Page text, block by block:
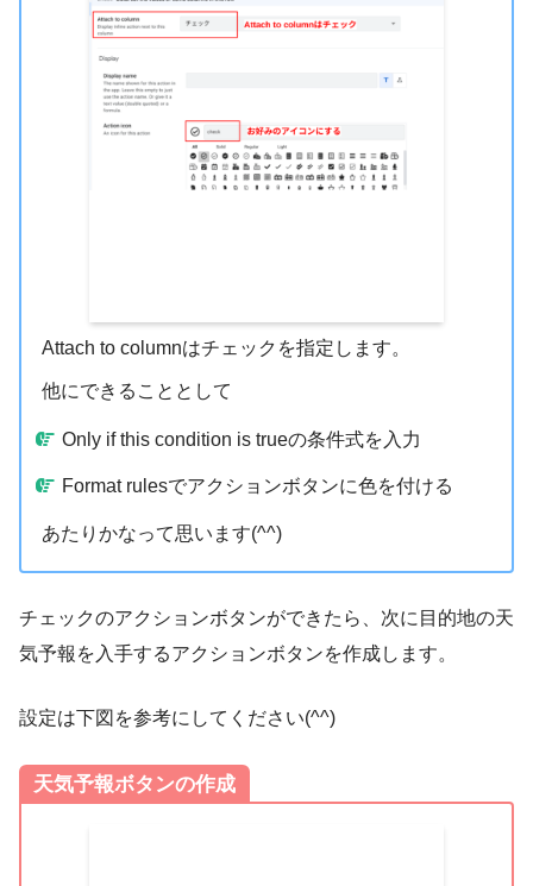
Attach to columnはチェックを指定します。
他にできることとして
Only if this condition is trueの条件式を入力
Format rulesでアクションボタンに色を付ける
あたりかなって思います(^^)
チェックのアクションボタンができたら、次に目的地の天
気予報を入手するアクションボタンを作成します。
設定は下図を参考にしてください(^^)
天気予報ボタンの作成